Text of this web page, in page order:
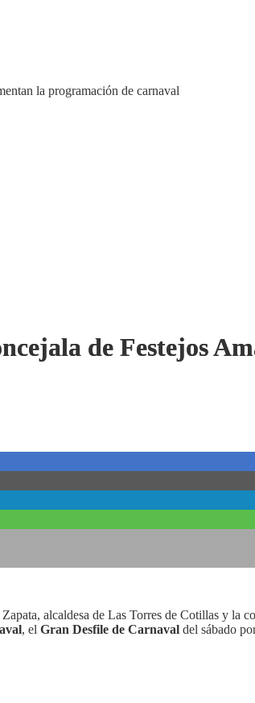
la programación de carnaval
de Festejos
alcaldesa de Las Torres de Cotillas y la
, el Gran Desfile de Carnaval del sábado